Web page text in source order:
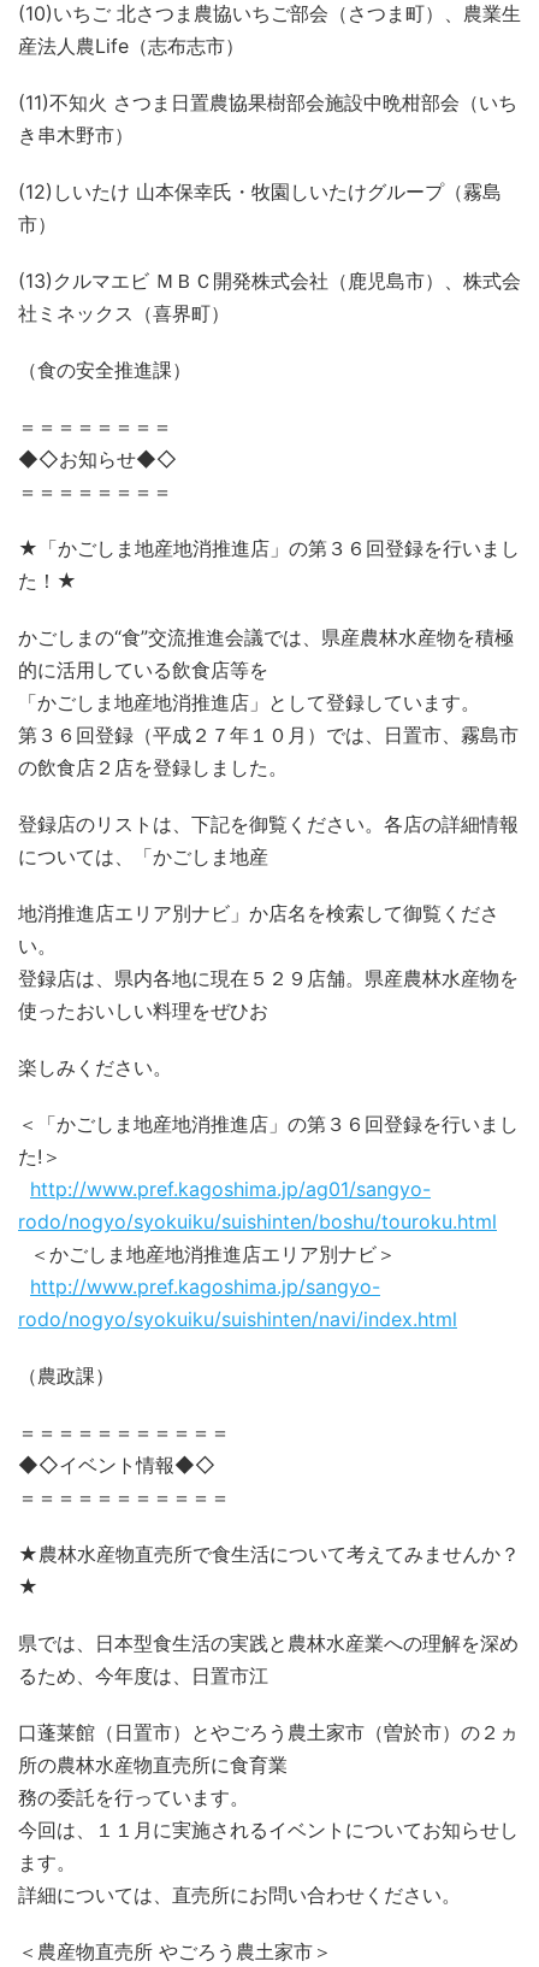
(10)いちご 北さつま農協いちご部会（さつま町）、農業生
産法人農Life（志布志市）
(11)不知火 さつま日置農協果樹部会施設中晩柑部会（いち
き串木野市）
(12)しいたけ 山本保幸氏・牧園しいたけグループ（霧島
市）
(13)クルマエビ ＭＢＣ開発株式会社（鹿児島市）、株式会
社ミネックス（喜界町）
（食の安全推進課）
＝＝＝＝＝＝＝＝
◆◇お知らせ◆◇
＝＝＝＝＝＝＝＝
★「かごしま地産地消推進店」の第３６回登録を行いまし
た！★
かごしまの“食”交流推進会議では、県産農林水産物を積極
的に活用している飲食店等を
「かごしま地産地消推進店」として登録しています。
第３６回登録（平成２７年１０月）では、日置市、霧島市
の飲食店２店を登録しました。
登録店のリストは、下記を御覧ください。各店の詳細情報
については、「かごしま地産
地消推進店エリア別ナビ」か店名を検索して御覧くださ
い。
登録店は、県内各地に現在５２９店舗。県産農林水産物を
使ったおいしい料理をぜひお
楽しみください。
＜「かごしま地産地消推進店」の第３６回登録を行いまし
た!＞
http://www.pref.kagoshima.jp/ag01/sangyo-
rodo/nogyo/syokuiku/suishinten/boshu/touroku.html
＜かごしま地産地消推進店エリア別ナビ＞
http://www.pref.kagoshima.jp/sangyo-
rodo/nogyo/syokuiku/suishinten/navi/index.html
（農政課）
＝＝＝＝＝＝＝＝＝＝＝
◆◇イベント情報◆◇
＝＝＝＝＝＝＝＝＝＝＝
★農林水産物直売所で食生活について考えてみませんか？
★
県では、日本型食生活の実践と農林水産業への理解を深め
るため、今年度は、日置市江
口蓬莱館（日置市）とやごろう農土家市（曽於市）の２ヵ
所の農林水産物直売所に食育業
務の委託を行っています。
今回は、１１月に実施されるイベントについてお知らせし
ます。
詳細については、直売所にお問い合わせください。
＜農産物直売所 やごろう農土家市＞